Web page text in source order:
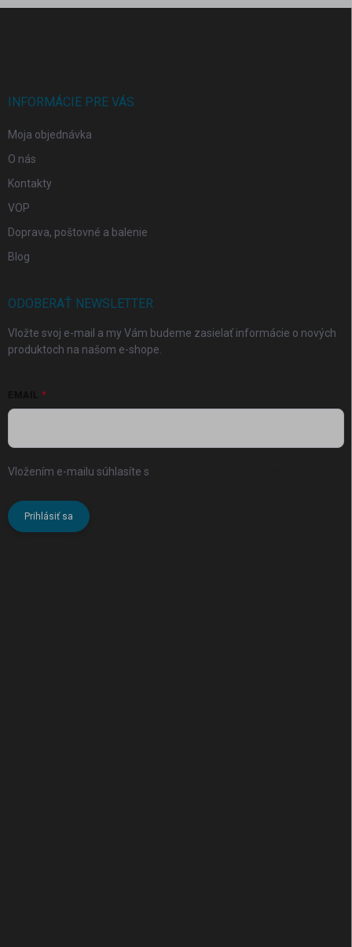
INFORMÁCIE PRE VÁS
Moja objednávka
O nás
Kontakty
VOP
Doprava, poštovné a balenie
Blog
ODOBERAŤ NEWSLETTER
Vložte svoj e-mail a my Vám budeme zasielať informácie o nových
produktoch na našom e-shope.
Vložením e-mailu súhlasíte s
Prihlásiť sa